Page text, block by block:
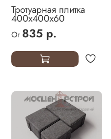
Тротуарная плитка
400х400х60
От 835 р.